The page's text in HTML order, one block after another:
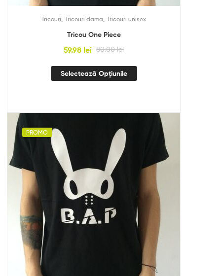
Tricouri Tricouri dama Tricouri unisex
Tricou One Piece
80.00lei
59.98 lei
Selectează Opțiunile
PROMO